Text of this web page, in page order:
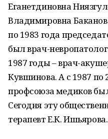
Еганетдиновна
Владимировна
по 1983 года
был врач-
1987 годы – врач-
Кувшинова. А с 1987 по
профсоюза медиков
Сегодня эту
терапевт Е.К. Ишьярова.